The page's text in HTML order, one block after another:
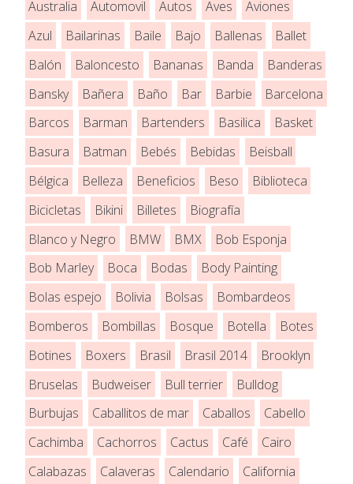
Australia
Automovil Autos Aves
Aviones
Azul
Bailarinas Baile Bajo Ballenas
Ballet
Balón
Baloncesto Bananas Banda
Banderas
Bansky
Bañera Baño Bar Barbie
Barcelona
Barcos
Barman Bartenders Basilica
Basket
Basura
Batman Bebés Bebidas
Beisball
Bélgica
Belleza Beneficios Beso
Biblioteca
Bicicletas
Bikini Billetes
Biografía
Blanco y Negro
BMW BMX
Bob Esponja
Bob Marley
Boca Bodas
Body Painting
Bolas espejo
Bolivia Bolsas
Bombardeos
Bomberos
Bombillas Bosque Botella
Botes
Botines
Boxers Brasil Brasil 2014
Brooklyn
Bruselas
Budweiser Bull terrier
Bulldog
Burbujas
Caballitos de mar Caballos
Cabello
Cachimba
Cachorros Cactus Café
Cairo
Calabazas
Calaveras Calendario
California